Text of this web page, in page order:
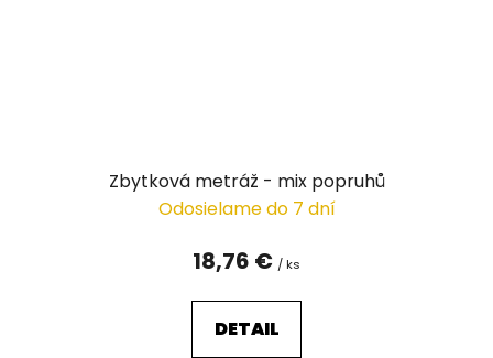
Zbytková metráž - mix popruhů
Odosielame do 7 dní
18,76 € / ks
DETAIL